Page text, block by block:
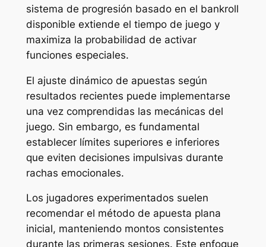
sistema de progresión basado en el bankroll
disponible extiende el tiempo de juego y
maximiza la probabilidad de activar
funciones especiales.
El ajuste dinámico de apuestas según
resultados recientes puede implementarse
una vez comprendidas las mecánicas del
juego. Sin embargo, es fundamental
establecer límites superiores e inferiores
que eviten decisiones impulsivas durante
rachas emocionales.
Los jugadores experimentados suelen
recomendar el método de apuesta plana
inicial, manteniendo montos consistentes
durante las primeras sesiones. Este enfoque